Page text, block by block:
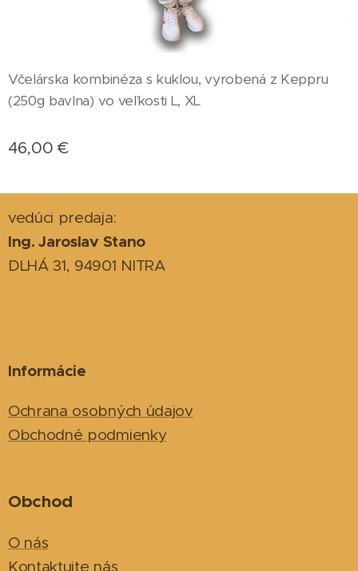
Včelárska kombinéza s kuklou, vyrobená z Keppru
(250g bavlna) vo veľkosti L, XL
46,00 €
vedúci predaja:
Ing. Jaroslav Stano
DLHÁ 31, 94901 NITRA
Informácie
Ochrana osobných údajov
Obchodné podmienky
Obchod
O nás
Kontaktujte nás